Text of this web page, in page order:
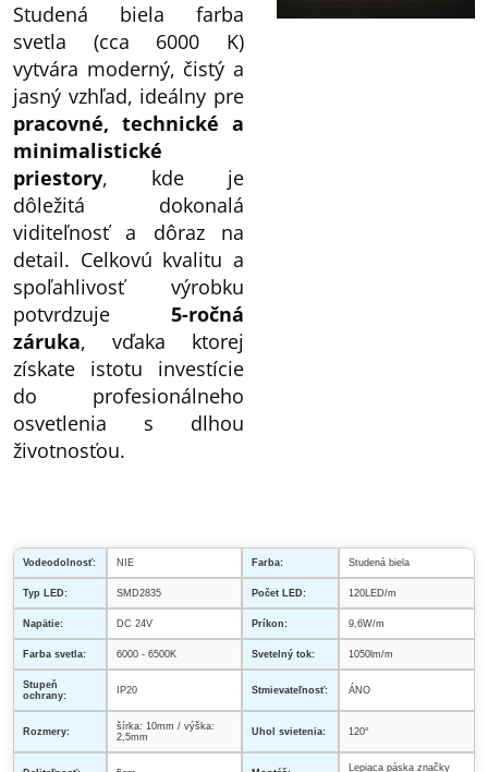
Studená biela farba
svetla (cca 6000 K)
vytvára moderný, čistý a
jasný vzhľad, ideálny pre
pracovné, technické a
minimalistické
priestory, kde je
dôležitá dokonalá
viditeľnosť a dôraz na
detail. Celkovú kvalitu a
spoľahlivosť výrobku
potvrdzuje 5-ročná
záruka, vďaka ktorej
získate istotu investície
do profesionálneho
osvetlenia s dlhou
životnosťou.
Vodeodolnosť: NIE Farba: Studená biela
Typ LED: SMD2835 Počet LED: 120LED/m
Napätie: DC 24V Príkon: 9,6W/m
Farba svetla: 6000 - 6500K Svetelný tok: 1050lm/m
Stupeň
ochrany:
IP20 Stmievateľnosť: ÁNO
Rozmery:
šírka: 10mm / výška:
2,5mm
Uhol svietenia: 120°
Lepiaca páska značky